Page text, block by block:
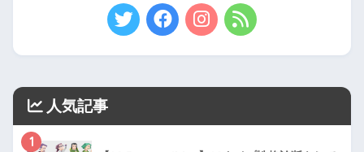
人気記事
1